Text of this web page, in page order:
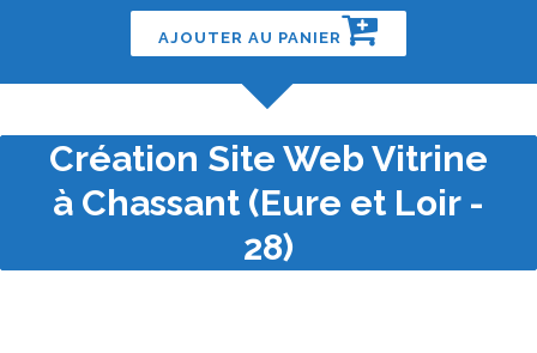
AJOUTER AU PANIER
Création Site Web Vitrine
à Chassant (Eure et Loir -
28)